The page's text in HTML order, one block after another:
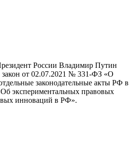
России Владимир Путин
от 02.07.2021 № 331-ФЗ «О
законодательные акты РФ в
экспериментальных правовых
инноваций в РФ».